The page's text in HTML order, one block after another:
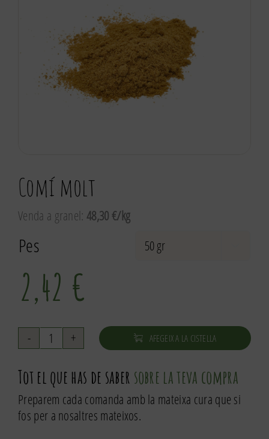
Comí molt
Venda a granel: 48,30 €/kg
Pes
2,42 €
quantitat
Comí
molt
AFEGEIX A LA CISTELLA
Tot el que has de saber sobre la teva compra
Preparem cada comanda amb la mateixa cura que si
fos per a nosaltres mateixos.